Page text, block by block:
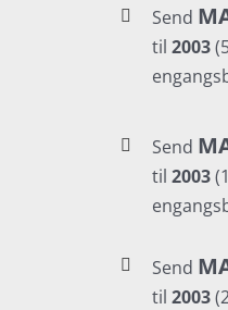
Send
til2003
Send
til2003
Send
til2003